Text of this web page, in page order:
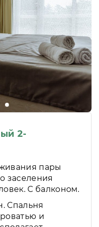
2-
пары
заселения
С балконом.
Спальня
и